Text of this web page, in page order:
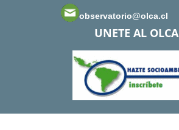
observatorio@olca.cl
UNETE AL OLCA